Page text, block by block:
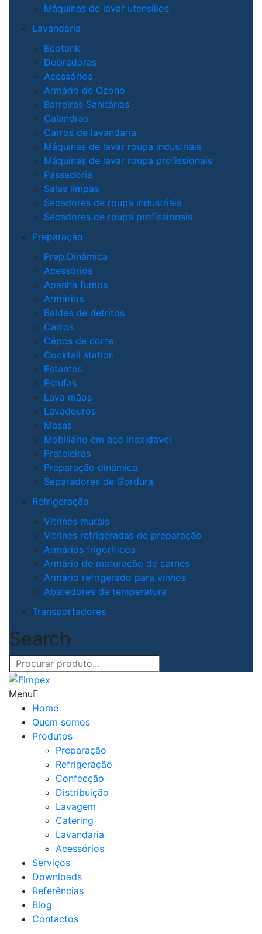
Máquinas de lavar utensílios
Lavandaria
Ecotank
Dobradoras
Acessórios
Armário de Ozono
Barreiras Sanitárias
Calandras
Carros de lavandaria
Máquinas de lavar roupa industriais
Máquinas de lavar roupa profissionais
Passadoria
Salas limpas
Secadores de roupa industriais
Secadores de roupa profissionais
Preparação
Prep.Dinâmica
Acessórios
Apanha fumos
Armários
Baldes de detritos
Carros
Cêpos de corte
Cocktail station
Estantes
Estufas
Lava mãos
Lavadouros
Mesas
Mobiliário em aço inoxidavel
Prateleiras
Preparação dinâmica
Separadores de Gordura
Refrigeração
Vitrines murais
Vitrines refrigeradas de preparação
Armários frigoríficos
Armário de maturação de carnes
Armário refrigerado para vinhos
Abatedores de temperatura
Transportadores
Search
Menu
Home
Quem somos
Produtos
Preparação
Refrigeração
Confecção
Distribuição
Lavagem
Catering
Lavandaria
Acessórios
Serviços
Downloads
Referências
Blog
Contactos